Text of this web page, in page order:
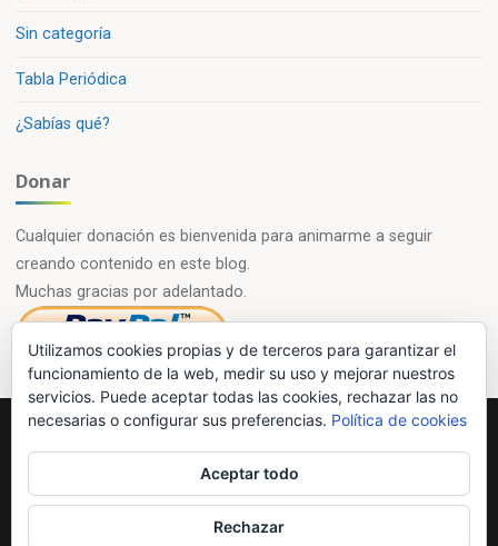
Sin categoría
Tabla Periódica
¿Sabías qué?
Donar
Cualquier donación es bienvenida para animarme a seguir
creando contenido en este blog.
Muchas gracias por adelantado.
©2026 Química en casa.com
Utilizamos cookies propias y de terceros para garantizar el
funcionamiento de la web, medir su uso y mejorar nuestros
servicios. Puede aceptar todas las cookies, rechazar las no
necesarias o configurar sus preferencias. Política de cookies
Aceptar todo
Rechazar